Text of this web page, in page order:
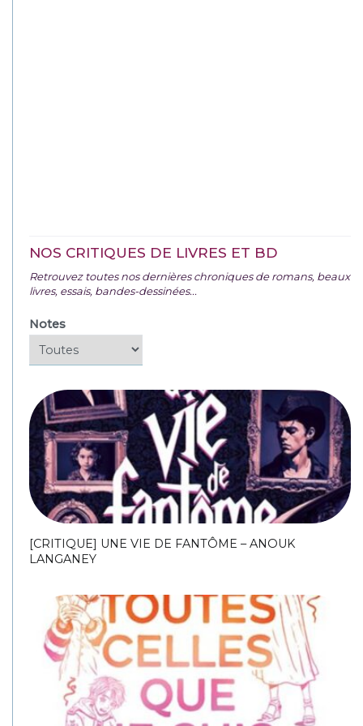
NOS CRITIQUES DE LIVRES ET BD
Retrouvez toutes nos dernières chroniques de romans, beaux
livres, essais, bandes-dessinées...
Notes
[CRITIQUE] UNE VIE DE FANTÔME – ANOUK
LANGANEY